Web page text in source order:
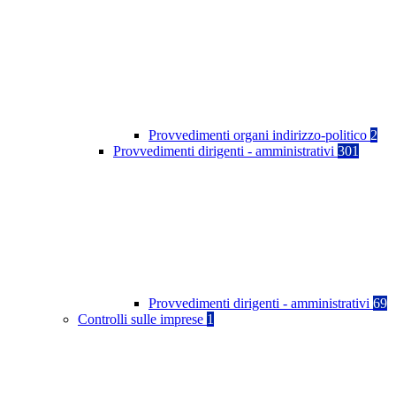
Provvedimenti organi indirizzo-politico 2
Provvedimenti dirigenti - amministrativi 301
Provvedimenti dirigenti - amministrativi 69
Controlli sulle imprese 1